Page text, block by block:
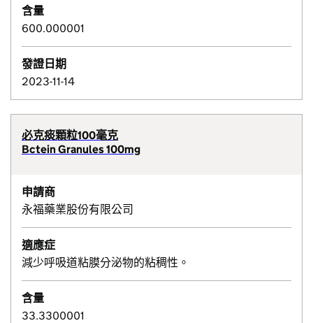
含量
600.000001
發證日期
2023-11-14
必克痰顆粒100毫克
Bctein Granules 100mg
申請商
永福藥業股份有限公司
適應症
減少呼吸道粘膜分泌物的粘稠性。
含量
33.3300001